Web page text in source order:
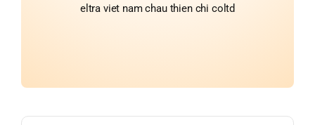
eltra viet nam chau thien chi coltd